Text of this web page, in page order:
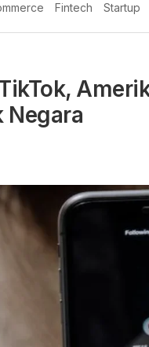
Fintech Startup
Negara